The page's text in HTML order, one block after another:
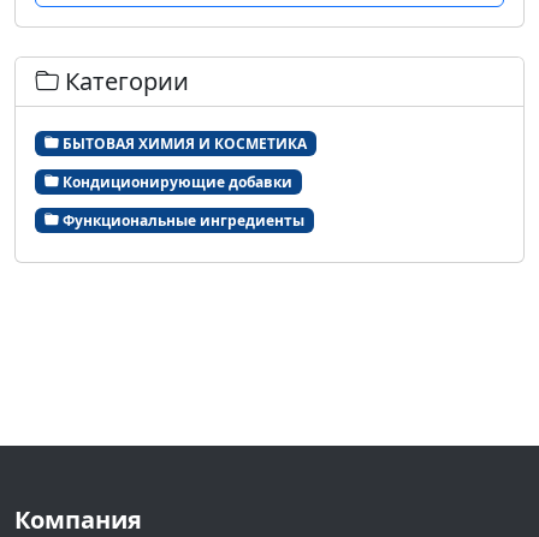
Категории
БЫТОВАЯ ХИМИЯ И КОСМЕТИКА
Кондиционирующие добавки
Функциональные ингредиенты
Компания